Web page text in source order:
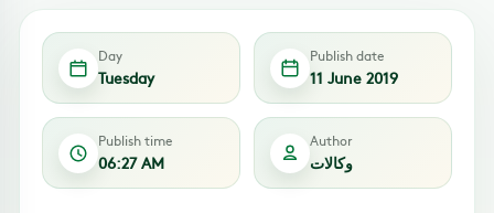
Day
Tuesday
Publish date
11 June 2019
Publish time
06:27 AM
Author
وكالات